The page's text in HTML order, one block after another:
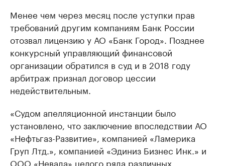
Менее чем через месяц после уступки прав
требований другим компаниям Банк России
отозвал лицензию у АО «Банк Город». Позднее
конкурсный управляющий финансовой
организации обратился в суд и в 2018 году
арбитраж признал договор цессии
недействительным.
«Судом апелляционной инстанции было
установлено, что заключение впоследствии АО
«Нефтьгаз-Развитие», компанией «Ламерика
Груп Лтд.», компанией «Эдиниз Бизнес Инк.» и
ООО «Невада» целого ряда различных